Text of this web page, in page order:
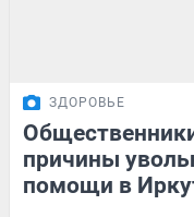
ЗДОРОВЬЕ
причины
помощи в